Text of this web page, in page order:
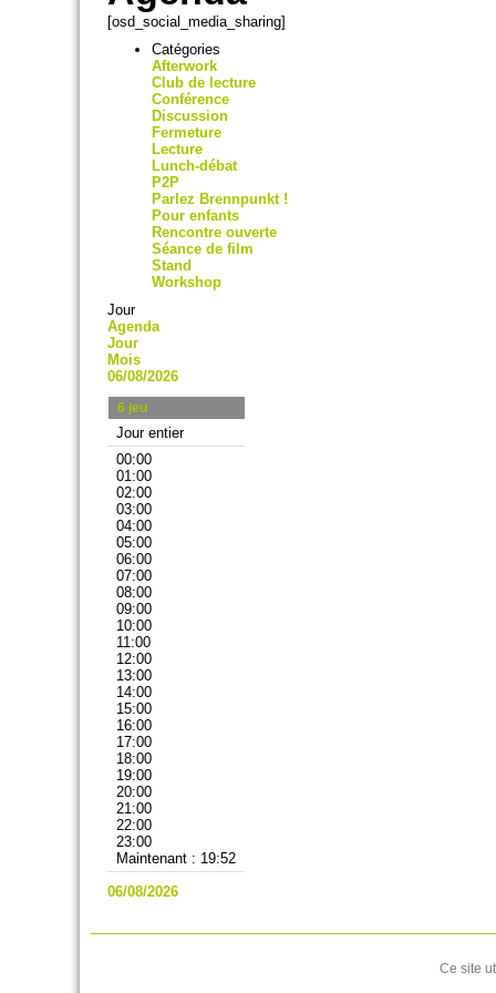
[osd_social_media_sharing]
Catégories
Afterwork
Club de lecture
Conférence
Discussion
Fermeture
Lecture
Lunch-débat
P2P
Parlez Brennpunkt !
Pour enfants
Rencontre ouverte
Séance de film
Stand
Workshop
Jour
Agenda
Jour
Mois
06/08/2026
6 jeu
Jour entier
00:00
01:00
02:00
03:00
04:00
05:00
06:00
07:00
08:00
09:00
10:00
11:00
12:00
13:00
14:00
15:00
16:00
17:00
18:00
19:00
20:00
21:00
22:00
23:00
Maintenant : 19:52
06/08/2026
Ce site